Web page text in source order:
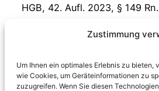
Zustimmung
Um Ihnen ein optimales Erlebnis zu bieten,
wie Cookies, um Geräteinformationen zu
zuzugreifen. Wenn Sie diesen
HGB, 42. Aufl. 2023, § 149
begriedigen. Sie haften
der Gläubiger i.S.v. § 823
Hopt-Roth, HGB, 42. Aufl.